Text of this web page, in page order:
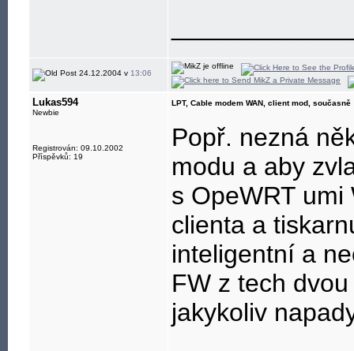
24.12.2004 v 13:06
Lukas594
Newbie
Registrován: 09.10.2002
Příspěvků: 19
LPT, Cable modem WAN, client mod, současně
Popř. nezná
modu a aby
s OpeWRT
clienta a
inteligentní a
FW z tech
jakykoliv